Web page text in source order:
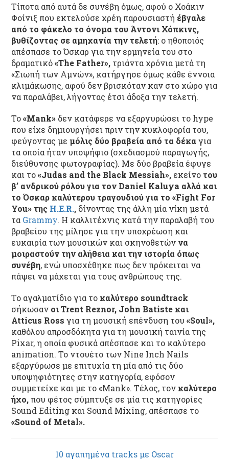
Τίποτα από αυτά δε συνέβη όμως, αφού ο Χοάκιν
Φοίνιξ που εκτελούσε χρέη παρουσιαστή έβγαλε
από το φάκελο το όνομα του Άντονι Χόπκινς,
βυθίζοντας σε αμηχανία την τελετή: ο ηθοποιός
απέσπασε το Όσκαρ για την ερμηνεία του στο
δραματικό«The Father», τριάντα χρόνια μετά τη
«Σιωπή των Αμνών», κατήργησε όμως κάθε έννοια
κλιμάκωσης, αφού δεν βρισκόταν καν στο χώρο για
να παραλάβει, λήγοντας έτσι άδοξα την τελετή.
Το«Mank» δεν κατάφερε να εξαργυρώσει το hype
που είχε δημιουργήσει πριν την κυκλοφορία του,
φεύγοντας μεμόλις δύο βραβεία από τα δέκα για
τα οποία ήταν υποψήφιο (σχεδιασμού παραγωγής,
διεύθυνσης φωτογραφίας). Με δύο βραβεία έφυγε
και το«Judas and the Black Messiah», εκείνο του
β’ ανδρικού ρόλου για τον Daniel Kaluya αλλά και
το Όσκαρ καλύτερου τραγουδιού για το «Fight For
You» της H.E.R., δίνοντας της άλλη μία νίκη μετά
τα Grammy. Η καλλιτέχνις κατά την παραλαβή του
βραβείου της μίλησε για την υποχρέωση και
ευκαιρία των μουσικών και σκηνοθετών να
μοιραστούν την αλήθεια και την ιστορία όπως
συνέβη, ενώ υποσχέθηκε πως δεν πρόκειται να
πάψει να μάχεται για τους ανθρώπους της.
Το αγαλματίδιο για το καλύτερο soundtrack
σήκωσαν οι Trent Reznor, John Batiste και
Atticus Rossγια τη μουσική επένδυση του«Soul»,
καθόλου απροσδόκητα για τη μουσική ταινία της
Pixar, η οποία φυσικά απέσπασε και το καλύτερο
animation. Το ντουέτο των Nine Inch Nails
εξαργύρωσε με επιτυχία τη μία από τις δύο
υποψηφιότητες στην κατηγορία, εφόσον
συμμετείχε και με το «Mank». Τέλος, τον καλύτερο
ήχο, που φέτος σύμπτυξε σε μία τις κατηγορίες
Sound Editing και Sound Mixing, απέσπασε το
«Sound of Metal».
10 αγαπημένα tracks με Oscar